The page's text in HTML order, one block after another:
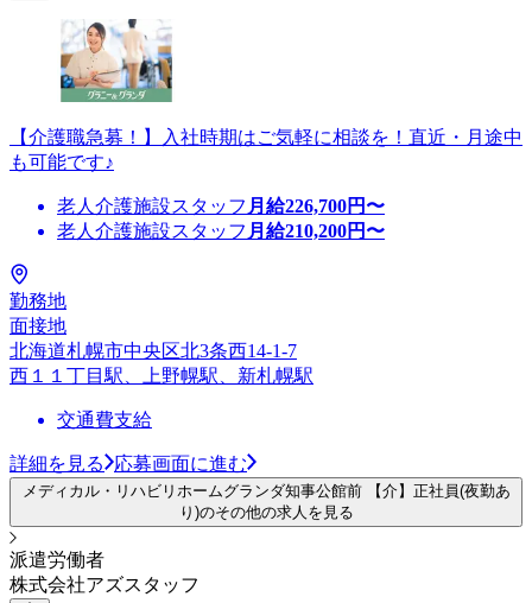
【介護職急募！】入社時期はご気軽に相談を！直近・月途中
も可能です♪
老人介護施設スタッフ 月給226,700円〜
老人介護施設スタッフ 月給210,200円〜
勤務地
面接地
北海道札幌市中央区北3条西14-1-7
西１１丁目駅、上野幌駅、新札幌駅
交通費支給
詳細を見る 応募画面に進む
メディカル・リハビリホームグランダ知事公館前 【介】正社員(夜勤あ
り)のその他の求人を見る
派遣労働者
株式会社アズスタッフ